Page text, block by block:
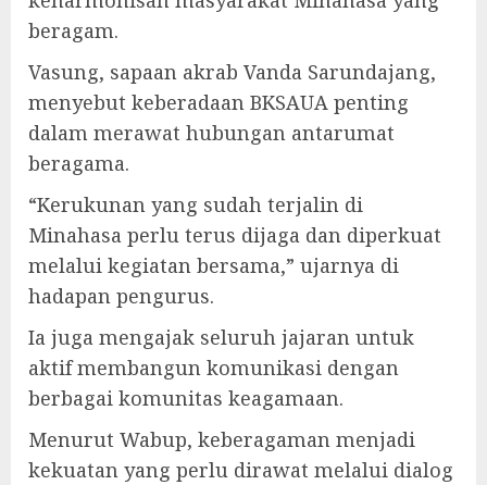
beragam.
Vasung, sapaan akrab Vanda Sarundajang,
menyebut keberadaan BKSAUA penting
dalam merawat hubungan antarumat
beragama.
“Kerukunan yang sudah terjalin di
Minahasa perlu terus dijaga dan diperkuat
melalui kegiatan bersama,” ujarnya di
hadapan pengurus.
Ia juga mengajak seluruh jajaran untuk
aktif membangun komunikasi dengan
berbagai komunitas keagamaan.
Menurut Wabup, keberagaman menjadi
kekuatan yang perlu dirawat melalui dialog